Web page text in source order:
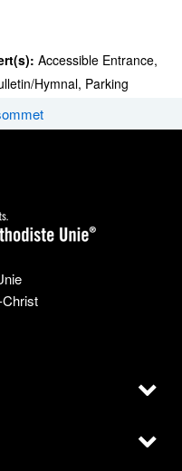
Accessible Entrance,
Hymnal, Parking